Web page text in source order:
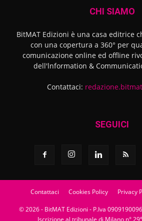
CHI SIAMO
BitMAT Edizioni è una casa editrice
con una copertura a 360° per
comunicazione online ed offline
dell'lnformation &
Contattaci:
SEGUICI
Contattaci Cookies Policy Privacy
© 2026 - BitMAT Edizioni - P.Iva
Iscrizione al tribunale di Milano n°